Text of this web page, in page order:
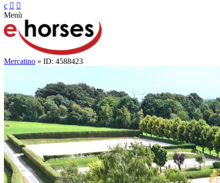
c  
Menù
Mercatino » ID: 4588423